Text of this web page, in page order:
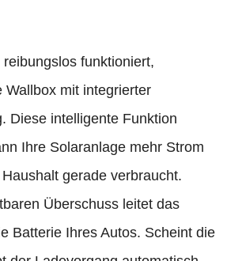
funktioniert,
Wallbox mit integrierter
Diese intelligente Funktion
Ihre Solaranlage mehr Strom
gerade verbraucht.
Überschuss leitet das
Batterie Ihres Autos. Scheint die